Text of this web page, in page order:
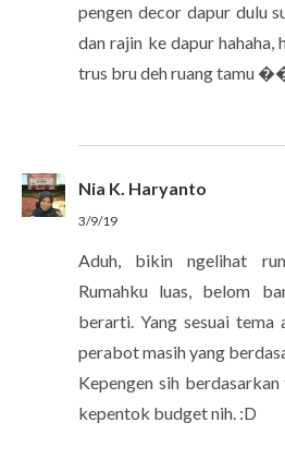
pengen decor dapur dulu
dan rajin ke dapur
trus bru deh ruang tamu
Nia K. Haryanto
3/9/19
Aduh, bikin ngelihat
Rumahku luas, belom
berarti. Yang sesuai tema
perabot masih yang
Kepengen sih
kepentok budget nih. :D